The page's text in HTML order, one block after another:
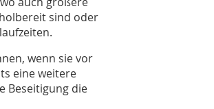
sind oder
wenn sie vor
eine weitere
Beseitigung die